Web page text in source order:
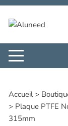
Aller
contenu
Accueil>
> Plaque PTFE
315mm